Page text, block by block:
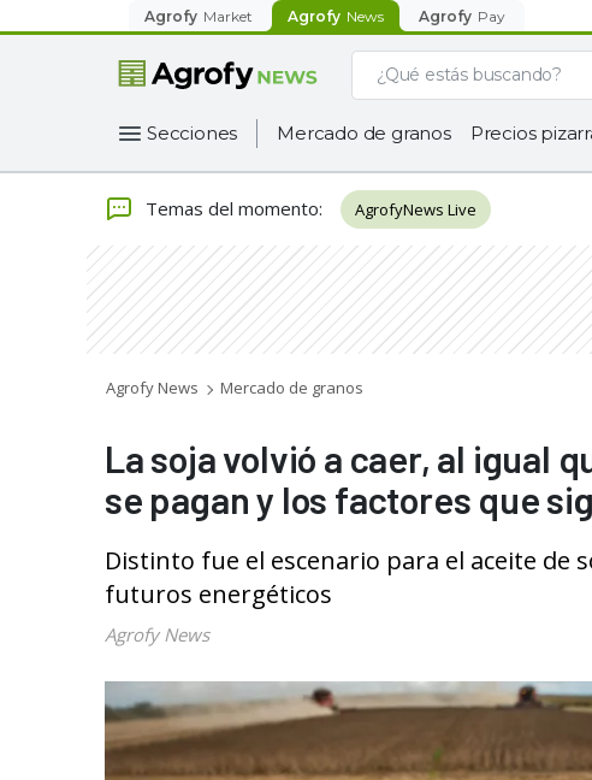
Agrofy Market Agrofy News Agrofy Pay
Secciones Mercado de granos Precios
Temas del momento: AgrofyNews Live
Agrofy News Mercado de granos
La soja volvió a caer, al igual
se pagan y los factores que
Distinto fue el escenario para el aceite de
futuros energéticos
Agrofy News